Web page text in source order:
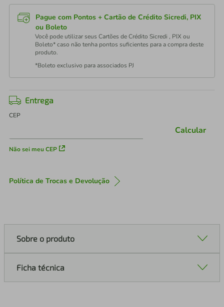
Pague com Pontos + Cartão de Crédito Sicredi, PIX
ou Boleto
Você pode utilizar seus Cartões de Crédito Sicredi , PIX ou
Boleto* caso não tenha pontos suficientes para a compra deste
produto.
*Boleto exclusivo para associados PJ
Entrega
CEP
Não sei meu CEP
Calcular
Política de Trocas e Devolução
Sobre o produto
Ficha técnica